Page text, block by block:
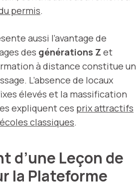
permis.
aussi l’avantage de
des générations Z et
à distance constitue un
L’absence de locaux
élevés et la massification
expliquent ces prix attractifs
classiques.
d’une Leçon de
la Plateforme